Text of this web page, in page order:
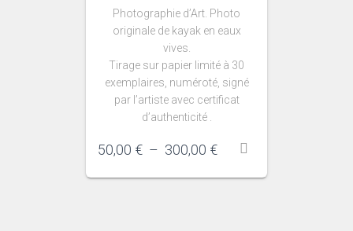
Photographie d’Art. Photo
originale de kayak en eaux
vives.
Tirage sur papier limité à 30
exemplaires, numéroté, signé
par l’artiste avec certificat
d’authenticité .
50,00 € – 300,00 €Plage
prix :